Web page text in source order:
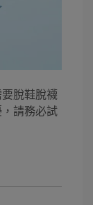
脫鞋脫襪
請務必試